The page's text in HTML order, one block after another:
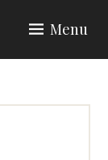
Menu